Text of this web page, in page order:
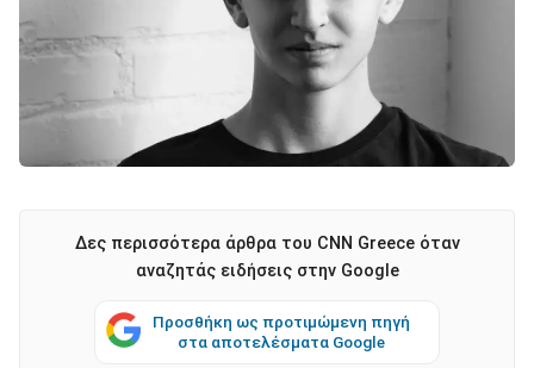
Δες περισσότερα άρθρα του CNN Greece όταν
αναζητάς ειδήσεις στην Google
Προσθήκη ως προτιμώμενη πηγή
στα αποτελέσματα Google